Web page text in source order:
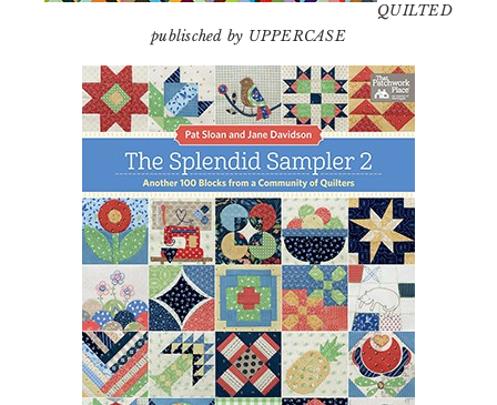
QUILTED
publisched by UPPERCASE